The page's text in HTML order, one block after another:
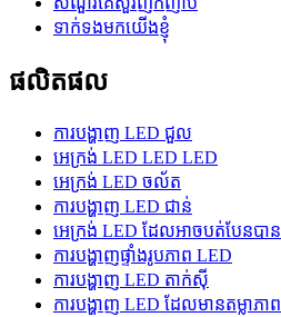
ទាក់ទងមកយើងខ្ញុំ
ផលិតផល
ការបង្ហាញ LED ជួល
អេក្រង់ LED LED LED
អេក្រង់ LED ចល័ត
ការបង្ហាញ LED ជាន់
អេក្រង់ LED ដែលអាចបត់បែនបាន
ការបង្ហាញផ្ទាំងរូបភាព LED
ការបង្ហាញ LED តាក់ស៊ី
ការបង្ហាញ LED ដែលមានតម្លាភាព